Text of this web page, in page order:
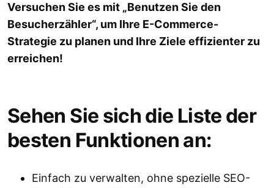
Versuchen Sie es mit „Benutzen Sie den
Besucherzähler“, um Ihre E-Commerce-
Strategie zu planen und Ihre Ziele effizienter zu
erreichen!
Sehen Sie sich die Liste der
besten Funktionen an:
Einfach zu verwalten, ohne spezielle SEO-